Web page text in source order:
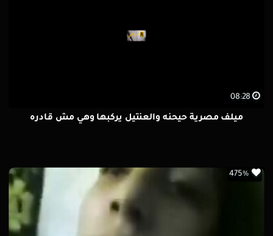
08:28
ميلف مصرية حيحنه والعنتيل يركبها وهي مش قادره
475%